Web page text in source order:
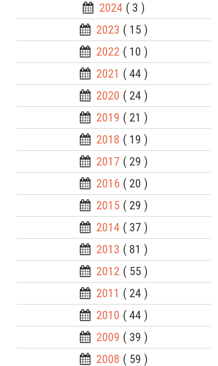
2024 ( 3 )
2023 ( 15 )
2022 ( 10 )
2021 ( 44 )
2020 ( 24 )
2019 ( 21 )
2018 ( 19 )
2017 ( 29 )
2016 ( 20 )
2015 ( 29 )
2014 ( 37 )
2013 ( 81 )
2012 ( 55 )
2011 ( 24 )
2010 ( 44 )
2009 ( 39 )
2008 ( 59 )